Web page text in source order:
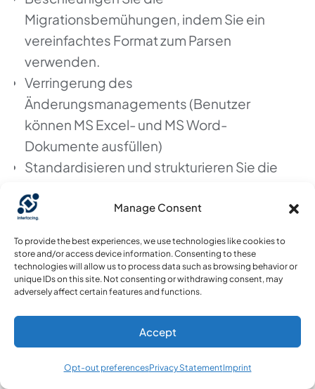
Manage Consent
To provide the best experiences, we use technologies like cookies to
store and/or access device information. Consenting to these
technologies will allow us to process data such as browsing behavior or
unique IDs on this site. Not consenting or withdrawing consent, may
adversely affect certain features and functions.
Accept
Opt-out preferencesPrivacy StatementImprint
Migrationsbemühungen, indem Sie ein
vereinfachtes Format zum Parsen
verwenden.
Verringerung des
Änderungsmanagements (Benutzer
können MS Excel- und MS Word-
Dokumente ausfüllen)
Standardisieren und strukturieren Sie die
Nutzung von Parsing-Regeln durch
basierten Tabellen
Migrieren Sie einfach alle Ihre
Prozessaktivitätsinhalte (Aufgabenname,
Aufgabenverantwortlichkeiten, Verfahren